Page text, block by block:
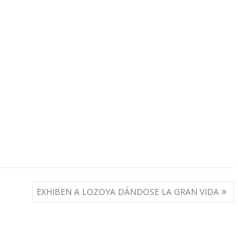
EXHIBEN A LOZOYA DÁNDOSE LA GRAN VIDA